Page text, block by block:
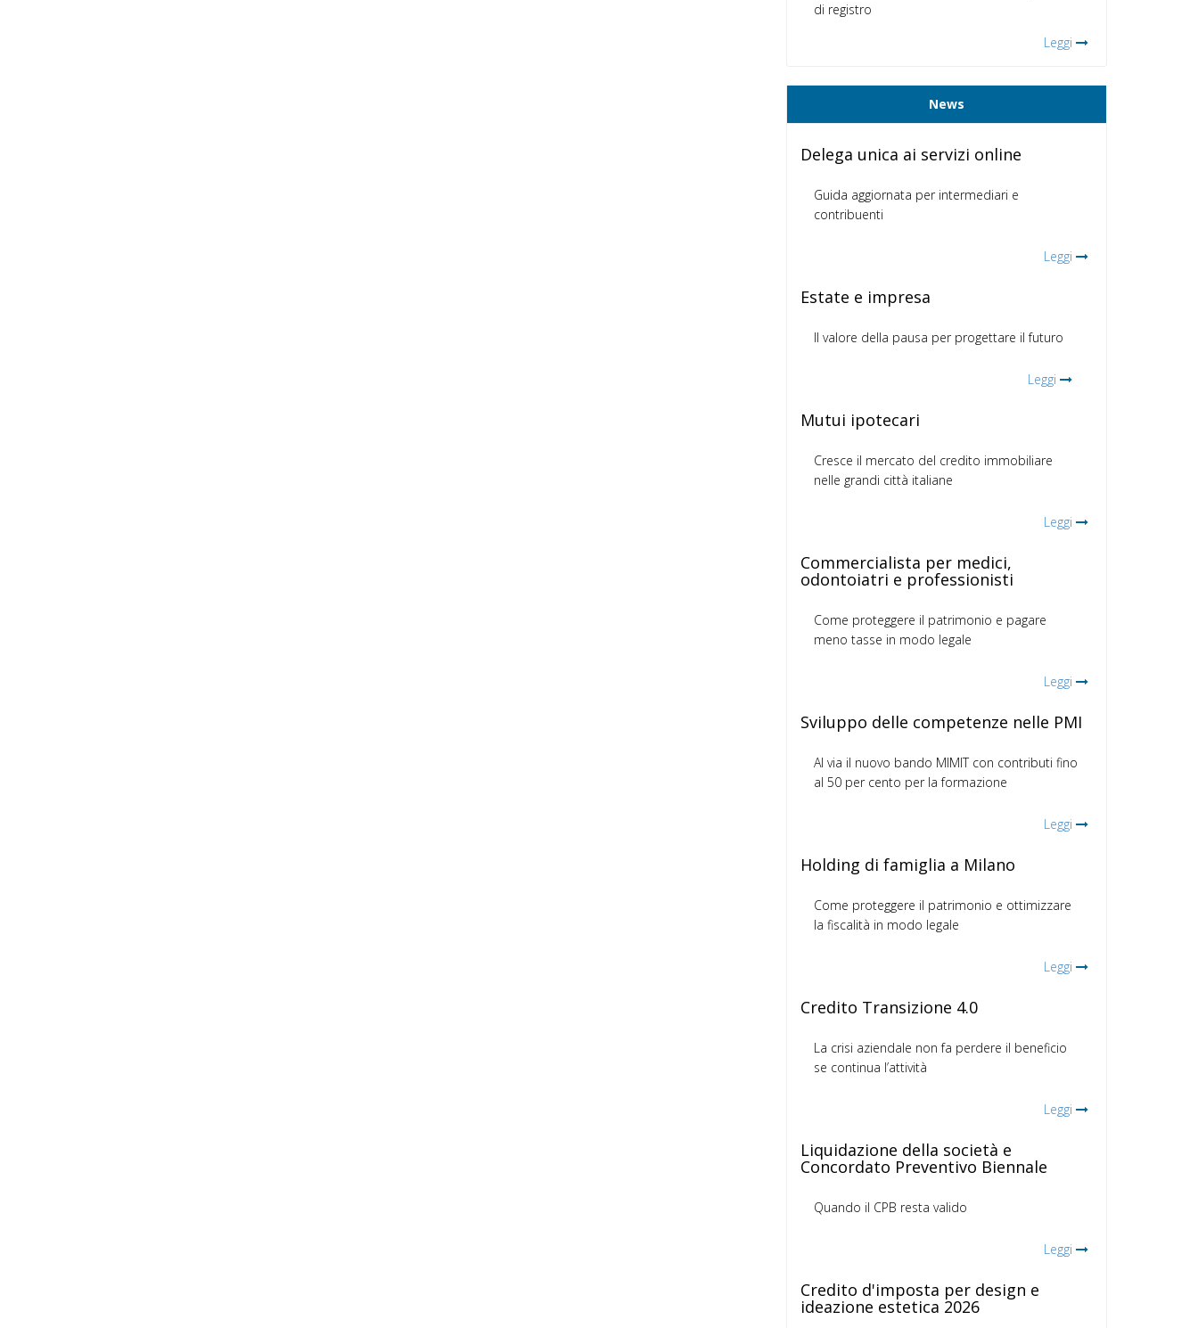
di registro
Leggi
News
Delega unica ai servizi online
Guida aggiornata per intermediari e
contribuenti
Leggi
Estate e impresa
Il valore della pausa per progettare il futuro
Leggi
Mutui ipotecari
Cresce il mercato del credito immobiliare
nelle grandi città italiane
Leggi
Commercialista per medici,
odontoiatri e professionisti
Come proteggere il patrimonio e pagare
meno tasse in modo legale
Leggi
Sviluppo delle competenze nelle PMI
Al via il nuovo bando MIMIT con contributi fino
al 50 per cento per la formazione
Leggi
Holding di famiglia a Milano
Come proteggere il patrimonio e ottimizzare
la fiscalità in modo legale
Leggi
Credito Transizione 4.0
La crisi aziendale non fa perdere il beneficio
se continua l’attività
Leggi
Liquidazione della società e
Concordato Preventivo Biennale
Quando il CPB resta valido
Leggi
Credito d'imposta per design e
ideazione estetica 2026